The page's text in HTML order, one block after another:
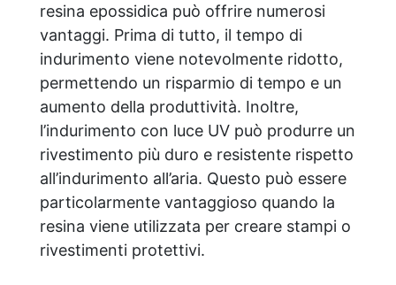
resina epossidica può offrire numerosi
vantaggi. Prima di tutto, il tempo di
indurimento viene notevolmente ridotto,
permettendo un risparmio di tempo e un
aumento della produttività. Inoltre,
l’indurimento con luce UV può produrre un
rivestimento più duro e resistente rispetto
all’indurimento all’aria. Questo può essere
particolarmente vantaggioso quando la
resina viene utilizzata per creare stampi o
rivestimenti protettivi.